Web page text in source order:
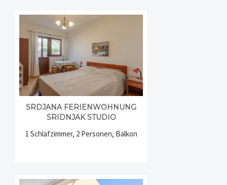
SRDJANA FERIENWOHNUNG
SRIDNJAK STUDIO
1 Schlafzimmer, 2 Personen, Balkon